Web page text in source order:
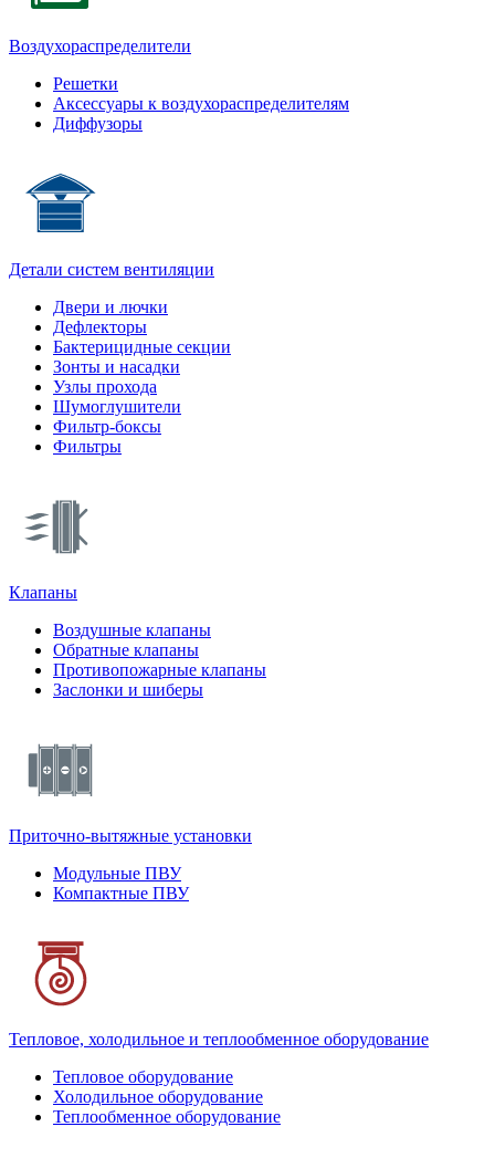
Воздухораспределители
Решетки
Аксессуары к воздухораспределителям
Диффузоры
Детали систем вентиляции
Двери и лючки
Дефлекторы
Бактерицидные секции
Зонты и насадки
Узлы прохода
Шумоглушители
Фильтр-боксы
Фильтры
Клапаны
Воздушные клапаны
Обратные клапаны
Противопожарные клапаны
Заслонки и шиберы
Приточно-вытяжные установки
Модульные ПВУ
Компактные ПВУ
Тепловое, холодильное и теплообменное оборудование
Тепловое оборудование
Холодильное оборудование
Теплообменное оборудование